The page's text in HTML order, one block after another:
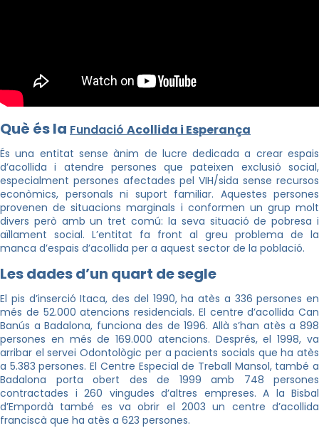
Què és la Fundació Acollida i Esperança
És una entitat sense ànim de lucre dedicada a crear espais
d’acollida i atendre persones que pateixen exclusió social,
especialment persones afectades pel VIH/sida sense recursos
econòmics, personals ni suport familiar. Aquestes persones
provenen de situacions marginals i conformen un grup molt
divers però amb un tret comú: la seva situació de pobresa i
aïllament social. L’entitat fa front al greu problema de la
manca d’espais d’acollida per a aquest sector de la població.
Les dades d’un quart de segle
El pis d’inserció Itaca, des del 1990, ha atès a 336 persones en
més de 52.000 atencions residencials. El centre d’acollida Can
Banús a Badalona, funciona des de 1996. Allà s’han atès a 898
persones en més de 169.000 atencions. Després, el 1998, va
arribar el servei Odontològic per a pacients socials que ha atès
a 5.383 persones. El Centre Especial de Treball Mansol, també a
Badalona porta obert des de 1999 amb 748 persones
contractades i 260 vingudes d’altres empreses. A la Bisbal
d’Empordà també es va obrir el 2003 un centre d’acollida
franciscà que ha atès a 623 persones.